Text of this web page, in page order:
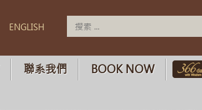
ENGLISH
聯系我們 BOOK NOW